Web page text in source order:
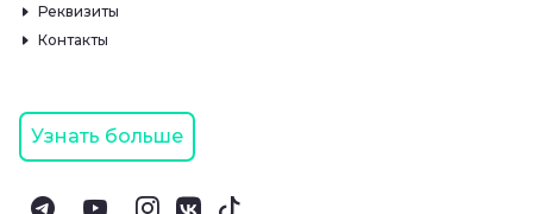
Реквизиты
Контакты
Узнать больше